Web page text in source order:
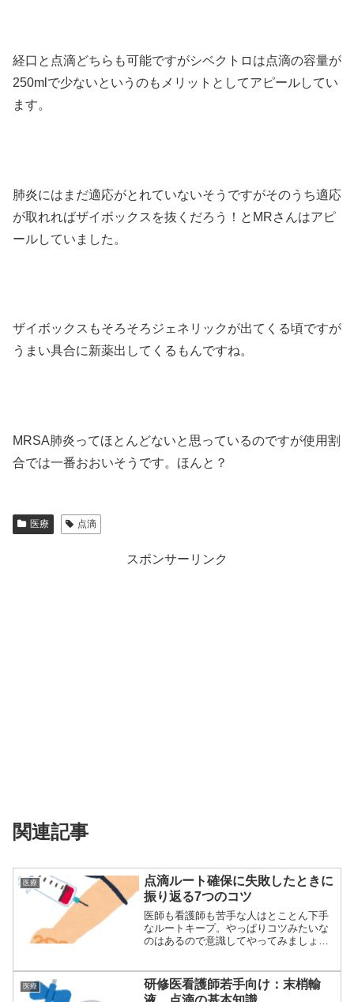
経口と点滴どちらも可能ですがシベクトロは点滴の容量が
250mlで少ないというのもメリットとしてアピールしてい
ます。
肺炎にはまだ適応がとれていないそうですがそのうち適応
が取れればザイボックスを抜くだろう！とMRさんはアピ
ールしていました。
ザイボックスもそろそろジェネリックが出てくる頃ですが
うまい具合に新薬出してくるもんですね。
MRSA肺炎ってほとんどないと思っているのですが使用割
合では一番おおいそうです。ほんと？
医療 点滴
スポンサーリンク
関連記事
医療
点滴ルート確保に失敗したときに
振り返る7つのコツ
医師も看護師も苦手な人はとことん下手
なルートキープ。やっぱりコツみたいな
のはあるので意識してやってみましょう
医療
研修医看護師若手向け：末梢輸